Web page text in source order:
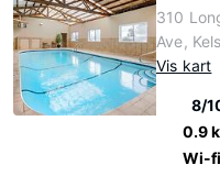
310
Ave,
Vis kart
8/
0.9
Wi-